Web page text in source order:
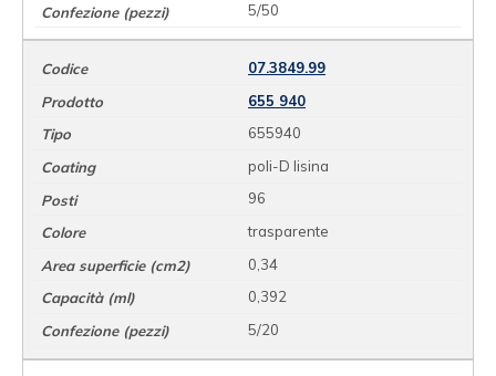
5/50
07.3849.99
655 940
655940
poli-D lisina
96
trasparente
0,34
0,392
5/20